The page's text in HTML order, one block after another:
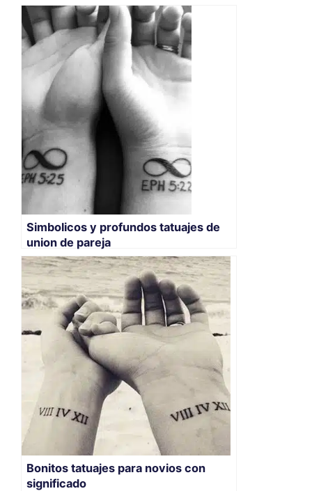
Simbolicos y profundos tatuajes de
union de pareja
Bonitos tatuajes para novios con
significado